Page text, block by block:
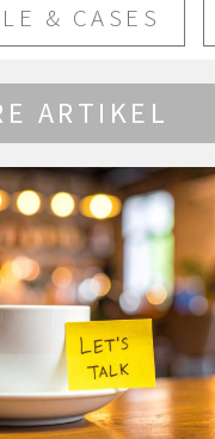
& CASES
ARTIKEL